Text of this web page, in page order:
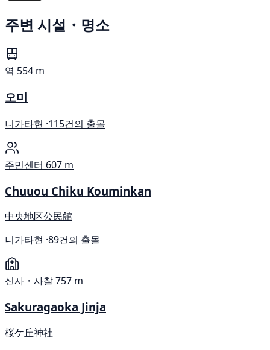
주변 시설・명소
역 554 m
오미
니가타현 ·115건의 출몰
주민센터 607 m
Chuuou Chiku Kouminkan
中央地区公民館
니가타현 ·89건의 출몰
신사・사찰757 m
Sakuragaoka Jinja
桜ケ丘神社